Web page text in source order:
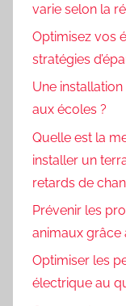
varie selon la
Optimisez vos
stratégies
Une
aux écoles ?
Quelle est la
installer un
retards de
Prévenir les
animaux grâce
Optimiser les
électrique au